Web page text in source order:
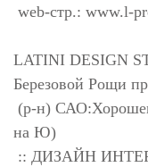
web-стр.: www.l-
LATINI DESIGN
Березовой Рощи
(р-н)
на Ю)
:: ДИЗАЙН